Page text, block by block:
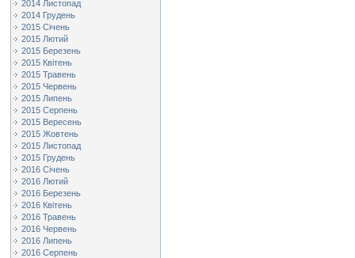
2014 Листопад
2014 Грудень
2015 Січень
2015 Лютий
2015 Березень
2015 Квітень
2015 Травень
2015 Червень
2015 Липень
2015 Серпень
2015 Вересень
2015 Жовтень
2015 Листопад
2015 Грудень
2016 Січень
2016 Лютий
2016 Березень
2016 Квітень
2016 Травень
2016 Червень
2016 Липень
2016 Серпень